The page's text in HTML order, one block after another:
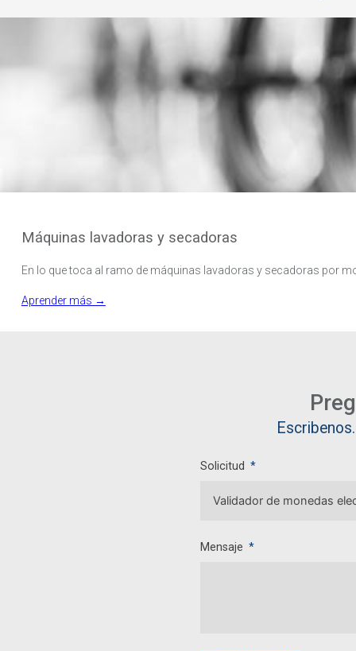
Máquinas lavadoras y secadoras
En lo que toca al ramo de máquinas lavadoras y secadoras por
Aprender más →
Solicitud
Mensaje